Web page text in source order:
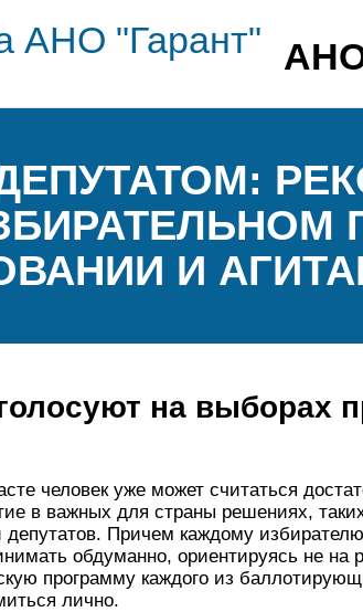
И
на выборах
человек уже может считаться
в важных для страны решениях,
депутатов. Причем каждому
обдуманно, ориентируясь не на
программу каждого из
лично.